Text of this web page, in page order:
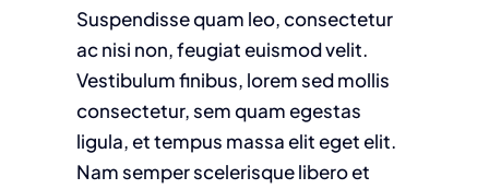
Suspendisse quam leo, consectetur
ac nisi non, feugiat euismod velit.
Vestibulum finibus, lorem sed mollis
consectetur, sem quam egestas
ligula, et tempus massa elit eget elit.
Nam semper scelerisque libero et